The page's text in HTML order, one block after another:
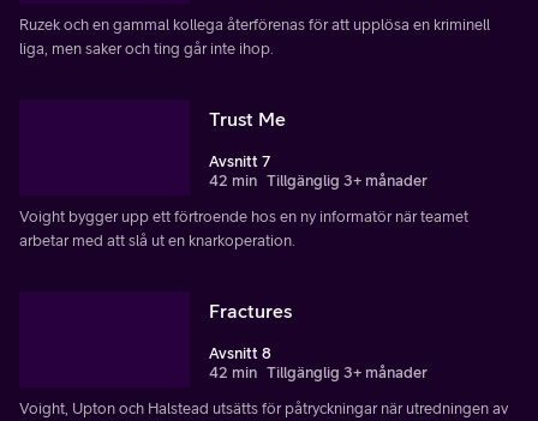
Ruzek och en gammal kollega återförenas för att upplösa en kriminell
liga, men saker och ting går inte ihop.
Trust Me
Avsnitt 7
42 min Tillgänglig 3+ månader
Voight bygger upp ett förtroende hos en ny informatör när teamet
arbetar med att slå ut en knarkoperation.
Fractures
Avsnitt 8
42 min Tillgänglig 3+ månader
Voight, Upton och Halstead utsätts för påtryckningar när utredningen av